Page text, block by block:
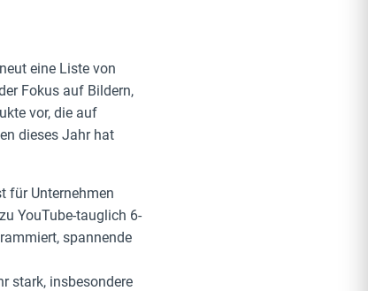
eine Liste von
Fokus auf Bildern,
vor, die auf
dieses Jahr hat
für Unternehmen
YouTube-tauglich 6-
spannende
stark, insbesondere